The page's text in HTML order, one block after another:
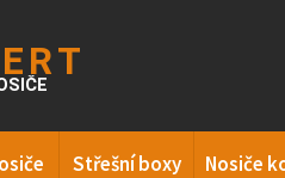
Střešní boxy Nosiče